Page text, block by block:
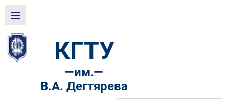
КГТУ
—им.—
В.А. Дегтярева